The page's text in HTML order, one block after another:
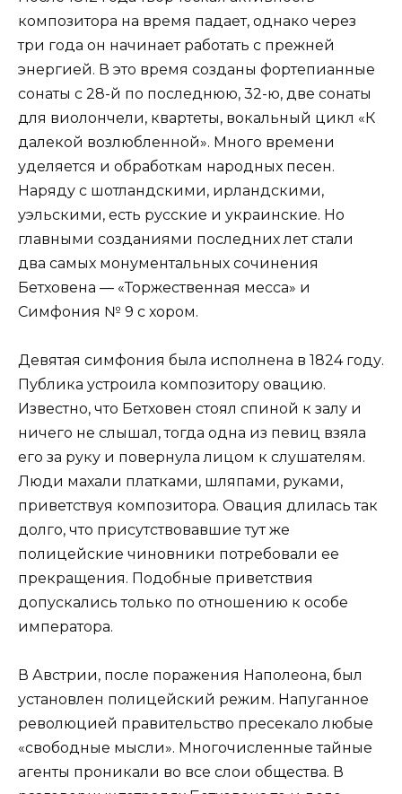
композитора на время падает, однако через
три года он начинает работать с прежней
энергией. В это время созданы фортепианные
сонаты с 28-й по последнюю, 32-ю, две сонаты
для виолончели, квартеты, вокальный цикл «К
далекой возлюбленной». Много времени
уделяется и обработкам народных песен.
Наряду с шотландскими, ирландскими,
уэльскими, есть русские и украинские. Но
главными созданиями последних лет стали
два самых монументальных сочинения
Бетховена — «Торжественная месса» и
Симфония № 9 с хором.
Девятая симфония была исполнена в 1824 году.
Публика устроила композитору овацию.
Известно, что Бетховен стоял спиной к залу и
ничего не слышал, тогда одна из певиц взяла
его за руку и повернула лицом к слушателям.
Люди махали платками, шляпами, руками,
приветствуя композитора. Овация длилась так
долго, что присутствовавшие тут же
полицейские чиновники потребовали ее
прекращения. Подобные приветствия
допускались только по отношению к особе
императора.
В Австрии, после поражения Наполеона, был
установлен полицейский режим. Напуганное
революцией правительство пресекало любые
«свободные мысли». Многочисленные тайные
агенты проникали во все слои общества. В